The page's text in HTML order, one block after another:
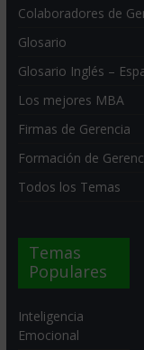
Colaboradores de
Glosario
Glosario Inglés –
Los mejores MBA
Firmas de Gerencia
Formación de
Todos los Temas
Temas
Populares
Inteligencia
Emocional